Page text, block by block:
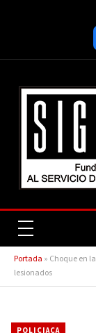
Portada » Choque en
lesionados
POLICIACA